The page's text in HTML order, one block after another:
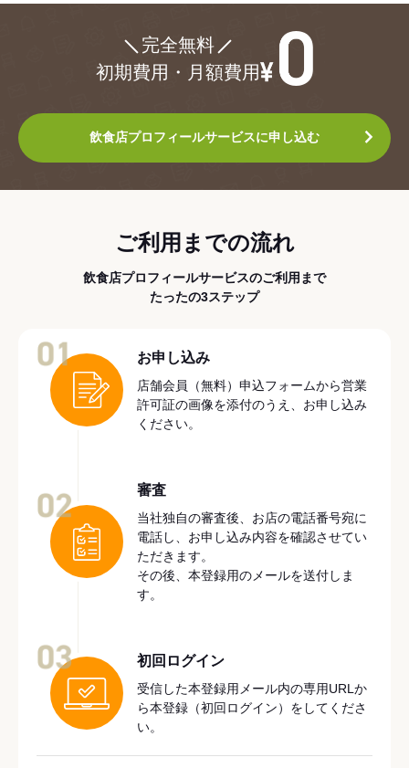
完全無料
初期費用・月額費用
飲食店プロフィールサービスに申し込む
ご利用までの流れ
飲食店プロフィールサービスのご利用まで
たったの3ステップ
お申し込み
店舗会員（無料）申込フォームから営業
許可証の画像を添付のうえ、お申し込み
ください。
審査
当社独自の審査後、お店の電話番号宛に
電話し、お申し込み内容を確認させてい
ただきます。
その後、本登録用のメールを送付しま
す。
初回ログイン
受信した本登録用メール内の専用URLか
ら本登録（初回ログイン）をしてくださ
い。